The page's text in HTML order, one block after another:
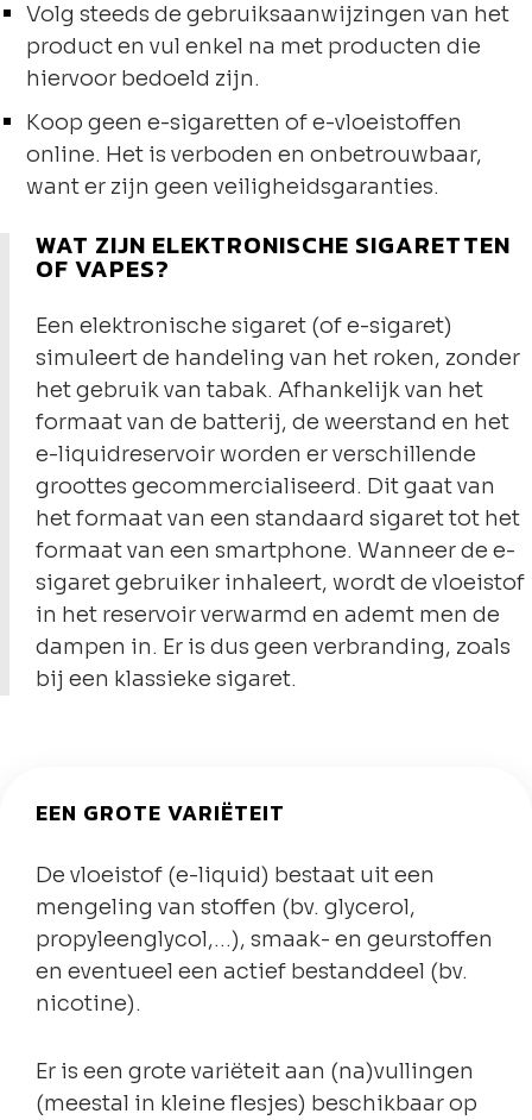
Volg steeds de gebruiksaanwijzingen van het
product en vul enkel na met producten die
hiervoor bedoeld zijn.
Koop geen e-sigaretten of e-vloeistoffen
online. Het is verboden en onbetrouwbaar,
want er zijn geen veiligheidsgaranties.
WAT ZIJN ELEKTRONISCHE SIGARETTEN
OF VAPES?
Een elektronische sigaret (of e-sigaret)
simuleert de handeling van het roken, zonder
het gebruik van tabak. Afhankelijk van het
formaat van de batterij, de weerstand en het
e-liquidreservoir worden er verschillende
groottes gecommercialiseerd. Dit gaat van
het formaat van een standaard sigaret tot het
formaat van een smartphone. Wanneer de e-
sigaret gebruiker inhaleert, wordt de vloeistof
in het reservoir verwarmd en ademt men de
dampen in. Er is dus geen verbranding, zoals
bij een klassieke sigaret.
EEN GROTE VARIËTEIT
De vloeistof (e-liquid) bestaat uit een
mengeling van stoffen (bv. glycerol,
propyleenglycol,…), smaak- en geurstoffen
en eventueel een actief bestanddeel (bv.
nicotine).
Er is een grote variëteit aan (na)vullingen
(meestal in kleine flesjes) beschikbaar op